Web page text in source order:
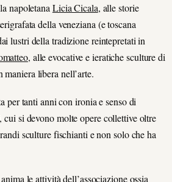
napoletana Licia Cicala, alle storie
della veneziana (e toscana
lustri della tradizione reintepretati in
, alle evocative e ieratiche sculture di
maniera libera nell’arte.
per tanti anni con ironia e senso di
si devono molte opere collettive oltre
sculture fischianti e non solo che ha
le attività dell’associazione ossia